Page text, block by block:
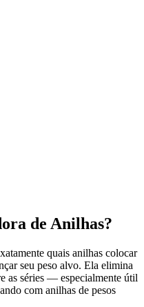
de Anilhas?
quais anilhas colocar
seu peso alvo. Ela elimina
as séries — especialmente útil
com anilhas de pesos